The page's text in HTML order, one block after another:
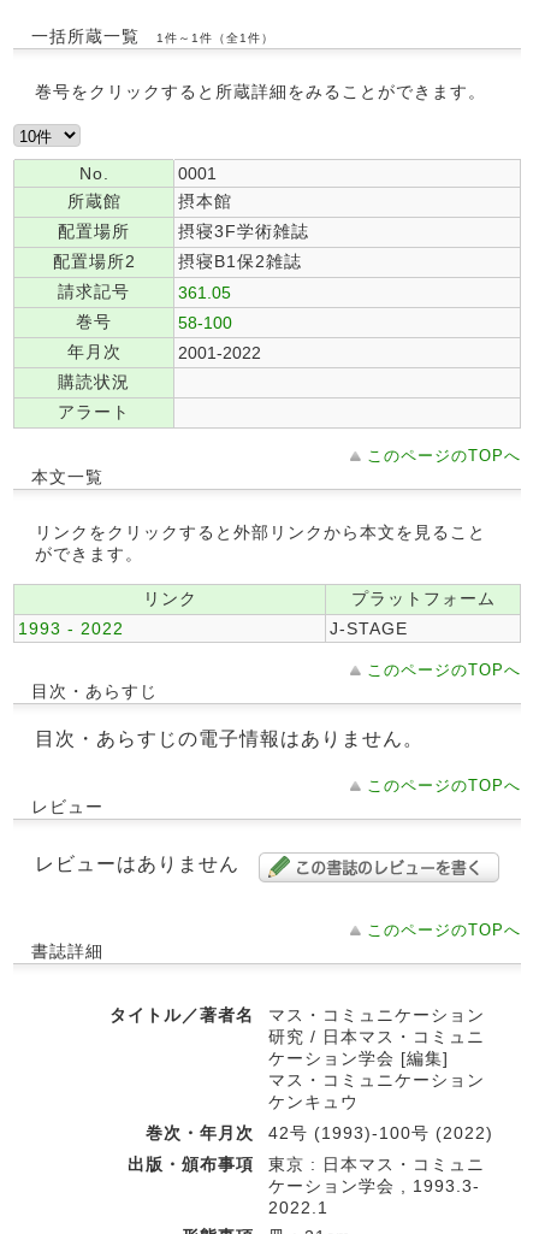
一括所蔵一覧 1件～1件（全1件）
巻号をクリックすると所蔵詳細をみることができます。
No.
0001
所蔵館
摂本館
配置場所
摂寝3F学術雑誌
配置場所2
摂寝B1保2雑誌
請求記号
361.05
巻号
58-100
年月次
2001-2022
購読状況
アラート
このページのTOPへ
本文一覧
リンクをクリックすると外部リンクから本文を見ること
ができます。
リンク
プラットフォーム
1993 - 2022
J-STAGE
このページのTOPへ
目次・あらすじ
目次・あらすじの電子情報はありません。
このページのTOPへ
レビュー
レビューはありません
このページのTOPへ
書誌詳細
タイトル／著者名
マス・コミュニケーション
研究 / 日本マス・コミュニ
ケーション学会 [編集]
マス・コミュニケーション
ケンキュウ
巻次・年月次
42号 (1993)-100号 (2022)
出版・頒布事項
東京 : 日本マス・コミュニ
ケーション学会 , 1993.3-
2022.1